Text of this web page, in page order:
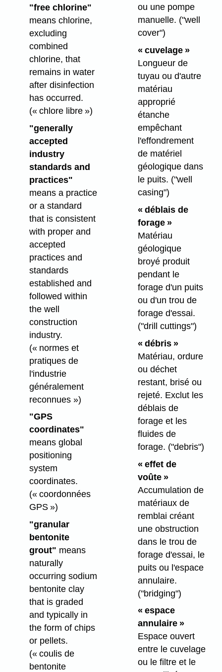
"free chlorine"
means chlorine,
excluding
combined
chlorine, that
remains in water
after disinfection
has occurred.
(« chlore libre »)
"generally
accepted
industry
standards and
practices"
means a practice
or a standard
that is consistent
with proper and
accepted
practices and
standards
established and
followed within
the well
construction
industry.
(« normes et
pratiques de
l'industrie
généralement
reconnues »)
"GPS
coordinates"
means global
positioning
system
coordinates.
(« coordonnées
GPS »)
"granular
bentonite
grout" means
naturally
occurring sodium
bentonite clay
that is graded
and typically in
the form of chips
or pellets.
(« coulis de
bentonite
ou une pompe
manuelle. ("well
cover")
« cuvelage »
Longueur de
tuyau ou d'autre
matériau
approprié
étanche
empêchant
l'effondrement
de matériel
géologique dans
le puits. ("well
casing")
« déblais de
forage »
Matériau
géologique
broyé produit
pendant le
forage d'un puits
ou d'un trou de
forage d'essai.
("drill cuttings")
« débris »
Matériau, ordure
ou déchet
restant, brisé ou
rejeté. Exclut les
déblais de
forage et les
fluides de
forage. ("debris")
« effet de
voûte »
Accumulation de
matériaux de
remblai créant
une obstruction
dans le trou de
forage d'essai, le
puits ou l'espace
annulaire.
("bridging")
« espace
annulaire »
Espace ouvert
entre le cuvelage
ou le filtre et le